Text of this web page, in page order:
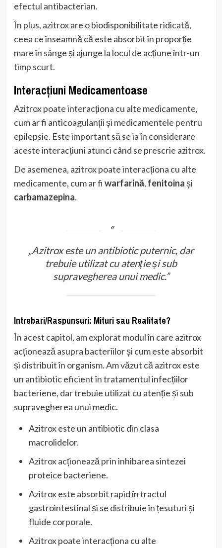
efectul antibacterian.
În plus, azitrox are o biodisponibilitate ridicată,
ceea ce înseamnă că este absorbit în proporție
mare în sânge și ajunge la locul de acțiune într-un
timp scurt.
Interacțiuni Medicamentoase
Azitrox poate interacționa cu alte medicamente,
cum ar fi anticoagulanții și medicamentele pentru
epilepsie. Este important să se ia în considerare
aceste interacțiuni atunci când se prescrie azitrox.
De asemenea, azitrox poate interacționa cu alte
medicamente, cum ar fi warfarină, fenitoinași
carbamazepina.
„Azitrox este un antibiotic puternic, dar
trebuie utilizat cu atenție și sub
supravegherea unui medic.”
Intrebari/Raspunsuri: Mituri sau Realitate?
În acest capitol, am explorat modul în care azitrox
acționează asupra bacteriilor și cum este absorbit
și distribuit în organism. Am văzut că azitrox este
un antibiotic eficient în tratamentul infecțiilor
bacteriene, dar trebuie utilizat cu atenție și sub
supravegherea unui medic.
Azitrox este un antibiotic din clasa
macrolidelor.
Azitrox acționează prin inhibarea sintezei
proteice bacteriene.
Azitrox este absorbit rapid în tractul
gastrointestinal și se distribuie în țesuturi și
fluide corporale.
Azitrox poate interacționa cu alte